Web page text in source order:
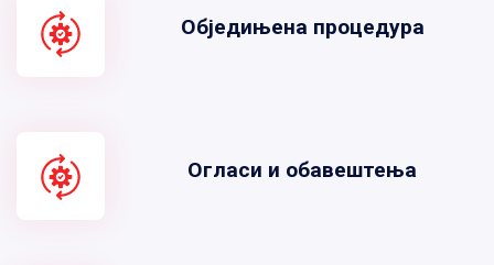
Обједињена процедура
Огласи и обавештења